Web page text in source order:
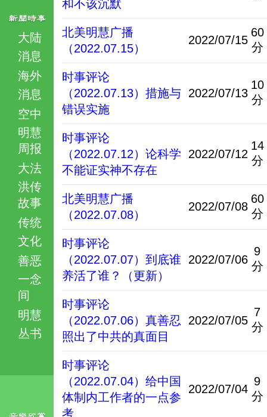
大陆
消息
海外
消息
空中
明慧
周报
大法
洪传
故事
传统
文化
善恶
一念
间
明慧
丛书
和不该沉默
北美明慧广播
（2022.07.15）
2022/07/15
60
分
时事评论
（2022.07.13）措施与
错误实施
2022/07/13
10
分
时事评论
（2022.07.12）论科学
不能证实神不存在
2022/07/12
14
分
北美明慧广播
（2022.07.08）
2022/07/08
60
分
时事评论
（2022.07.07）到底谁
养活了谁？（更新）
2022/07/06
9
分
时事评论
（2022.07.06）真善忍
照出了中共的真面目
2022/07/05
7
分
时事评论
（2022.07.04）给中国
体制内工作者的一点参
考
2022/07/04
9
分